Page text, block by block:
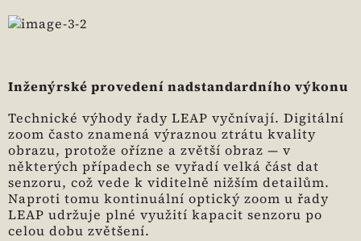
Inženýrské provedení nadstandardního výkonu
Technické výhody řady LEAP vyčnívají. Digitální
zoom často znamená výraznou ztrátu kvality
obrazu, protože ořízne a zvětší obraz — v
některých případech se vyřadí velká část dat
senzoru, což vede k viditelně nižším detailům.
Naproti tomu kontinuální optický zoom u řady
LEAP udržuje plné využití kapacit senzoru po
celou dobu zvětšení.